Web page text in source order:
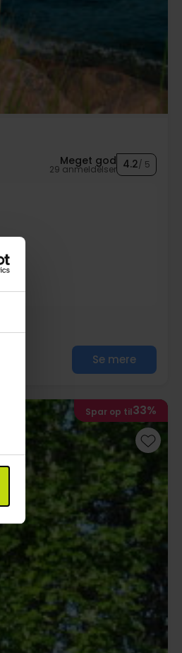
Meget god
29 anmeldelser 4.2/ 5
Se mere
Spar op til33%